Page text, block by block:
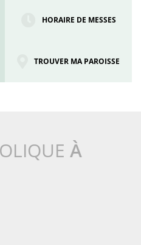
HORAIRE DE MESSES
TROUVER MA PAROISSE
À